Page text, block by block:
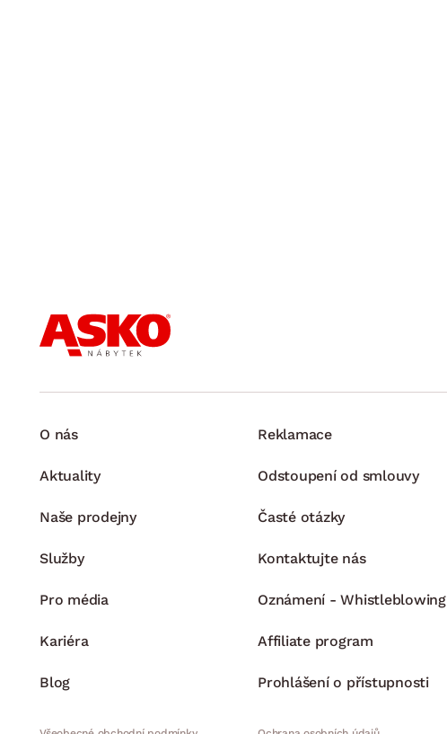
O nás
Aktuality
Naše prodejny
Služby
Pro média
Kariéra
Blog
Reklamace
Odstoupení od smlouvy
Časté otázky
Kontaktujte nás
Oznámení - Whistleblowing
Affiliate program
Prohlášení o přístupnosti